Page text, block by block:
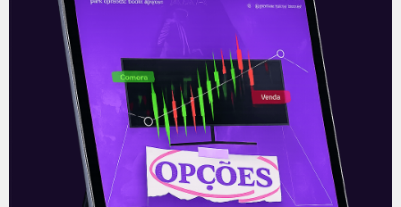
crescimento operacional e
rentabilidade recorde no
2T26
READ MORE »
03/08/2026 Nenhum comentário